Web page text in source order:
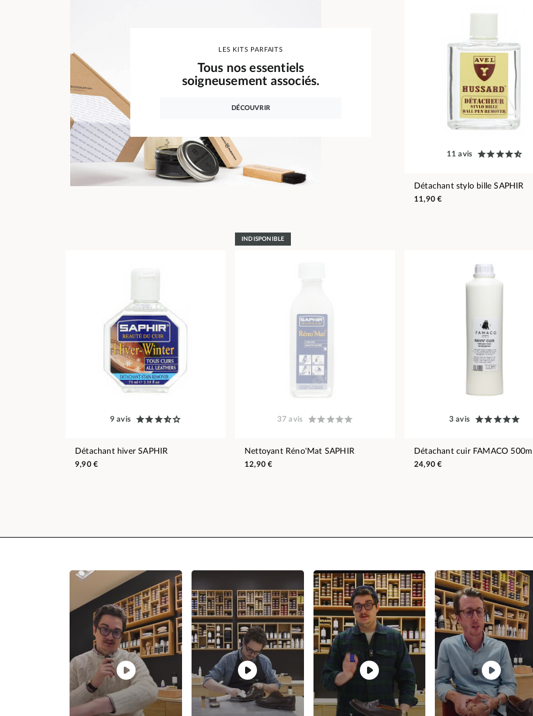
LES KITS PARFAITS
Tous nos essentiels
soigneusement associés.
DÉCOUVRIR
11 avis
Détachant stylo bille SAPHIR
11,90 €
9 avis
Détachant hiver SAPHIR
9,90 €
INDISPONIBLE
37 avis
Nettoyant Réno'Mat SAPHIR
12,90 €
3 avis
Détachant cuir FAMACO
24,90 €